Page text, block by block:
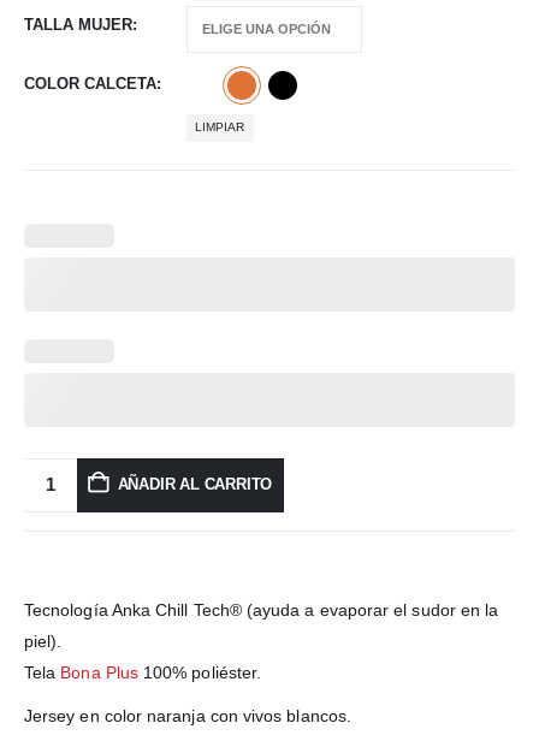
TALLA MUJER
COLOR CALCETA
LIMPIAR
AÑADIR AL CARRITO
Tecnología Anka Chill Tech® (ayuda a evaporar el sudor en la
piel).
Tela Bona Plus 100% poliéster.
Jersey en color naranja con vivos blancos.